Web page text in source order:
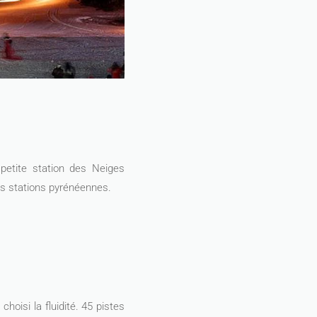
station des Neiges
stations pyrénéennes.
la fluidité. 45 pistes